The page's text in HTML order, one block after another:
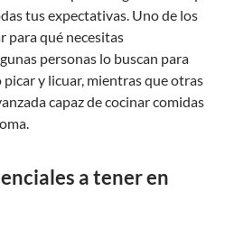
tus expectativas. Uno de los
para qué necesitas
personas lo buscan para
y licuar, mientras que otras
capaz de cocinar comidas
a tener en